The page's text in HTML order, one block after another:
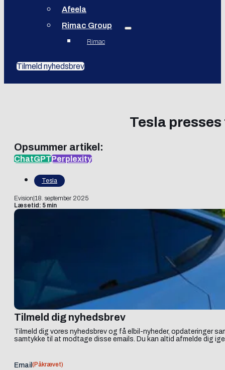
Afeela
Rimac Group
Rimac
Tilmeld nyhedsbrev
Tesla
Opsummer artikel:
ChatGPTPerplexity
Tesla
Evision 18. september 2025
Læsetid: 5 min
Tilmeld dig nyhedsbrev
Tilmeld dig vores nyhedsbrev og få elbil-nyheder, opdateringer
samtykke til at modtage disse emails. Du kan altid afmelde dig
Email (Påkrævet)